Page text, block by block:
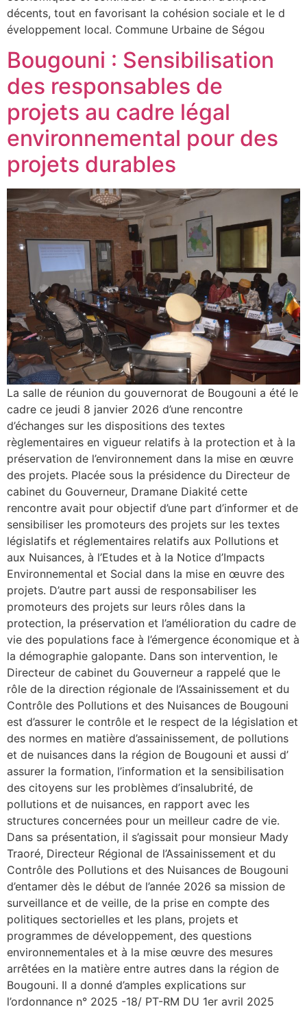
décents, tout en favorisant la cohésion sociale et le d
éveloppement local. Commune Urbaine de Ségou
Bougouni : Sensibilisation
des responsables de
projets au cadre légal
environnemental pour des
projets durables
La salle de réunion du gouvernorat de Bougouni a été le
cadre ce jeudi 8 janvier 2026 d’une rencontre
d’échanges sur les dispositions des textes
règlementaires en vigueur relatifs à la protection et à la
préservation de l’environnement dans la mise en œuvre
des projets. Placée sous la présidence du Directeur de
cabinet du Gouverneur, Dramane Diakité cette
rencontre avait pour objectif d’une part d’informer et de
sensibiliser les promoteurs des projets sur les textes
législatifs et réglementaires relatifs aux Pollutions et
aux Nuisances, à l’Etudes et à la Notice d’Impacts
Environnemental et Social dans la mise en œuvre des
projets. D’autre part aussi de responsabiliser les
promoteurs des projets sur leurs rôles dans la
protection, la préservation et l’amélioration du cadre de
vie des populations face à l’émergence économique et à
la démographie galopante. Dans son intervention, le
Directeur de cabinet du Gouverneur a rappelé que le
rôle de la direction régionale de l’Assainissement et du
Contrôle des Pollutions et des Nuisances de Bougouni
est d’assurer le contrôle et le respect de la législation et
des normes en matière d’assainissement, de pollutions
et de nuisances dans la région de Bougouni et aussi d’
assurer la formation, l’information et la sensibilisation
des citoyens sur les problèmes d’insalubrité, de
pollutions et de nuisances, en rapport avec les
structures concernées pour un meilleur cadre de vie.
Dans sa présentation, il s’agissait pour monsieur Mady
Traoré, Directeur Régional de l’Assainissement et du
Contrôle des Pollutions et des Nuisances de Bougouni
d’entamer dès le début de l’année 2026 sa mission de
surveillance et de veille, de la prise en compte des
politiques sectorielles et les plans, projets et
programmes de développement, des questions
environnementales et à la mise œuvre des mesures
arrêtées en la matière entre autres dans la région de
Bougouni. Il a donné d’amples explications sur
l’ordonnance n° 2025 -18/ PT-RM DU 1er avril 2025